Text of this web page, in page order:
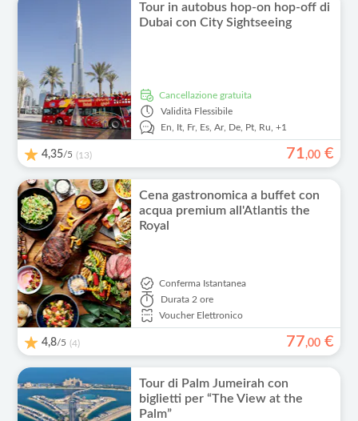
Tour in autobus hop-on hop-off di
Dubai con City Sightseeing
Cancellazione gratuita
Validità Flessibile
En,
It, Fr, Es, Ar, De, Pt, Ru, +1
4,35/5 (13) 71,00 €
Cena gastronomica a buffet con
acqua premium all'Atlantis the
Royal
Conferma Istantanea
Durata 2 ore
Voucher Elettronico
4,8/5 (4) 77,00 €
Tour di Palm Jumeirah con
biglietti per “The View at the
Palm”